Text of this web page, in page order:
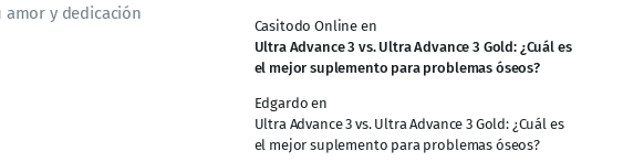
y dedicación
Casitodo Online en
Ultra Advance 3 vs. Ultra Advance 3 Gold: ¿Cuál es
el mejor suplemento para problemas óseos?
Edgardo en
Ultra Advance 3 vs. Ultra Advance 3 Gold: ¿Cuál es
el mejor suplemento para problemas óseos?